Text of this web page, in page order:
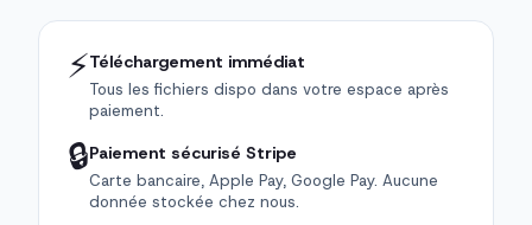
⚡Téléchargement immédiat
Tous les fichiers dispo dans votre espace après
paiement.
🔒Paiement sécurisé Stripe
Carte bancaire, Apple Pay, Google Pay. Aucune
donnée stockée chez nous.